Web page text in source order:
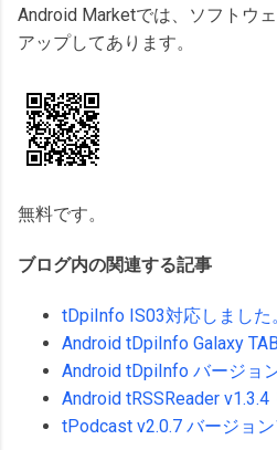
Android Marketでは、ソフトウ
アップしてあります。
無料です。
ブログ内の関連する記事
tDpiInfo IS03対応しました
Android tDpiInfo Galaxy
Android tDpiInfo バージョ
Android tRSSReader
tPodcast v2.0.7 バージョ